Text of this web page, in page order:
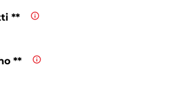
**
**